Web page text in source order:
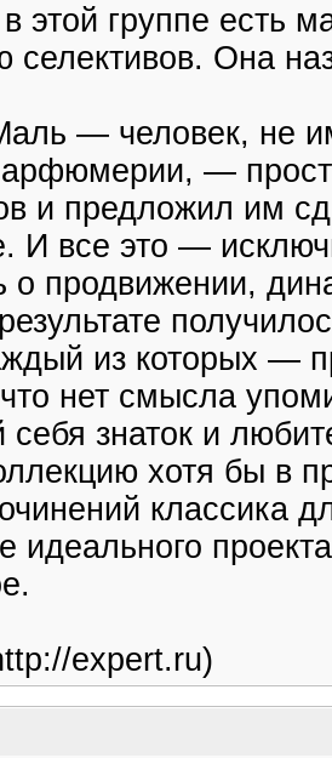
этой группе есть
Она
— человек, не
—
и предложил им
И все это —
о продвижении,
из которых —
нет смысла
знаток и
хотя бы в
классика
идеального
expert.ru)